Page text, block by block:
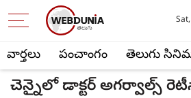
వార్తలు పంచాంగం తెలుగు
చెన్నైలో డాక్టర్ అగర్వాల్స్